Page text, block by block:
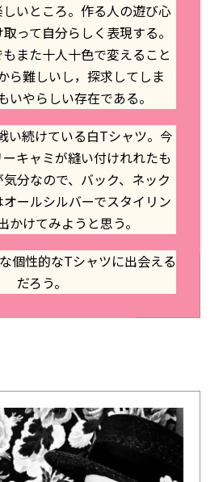
いところ。作る人の遊び心
って自分らしく表現する。
また十人十色で変えること
ら難しいし，探求してしま
いやらしい存在である。
い続けている白Tシャツ。今
キャミが縫い付けれれたも
分なので、バック、ネック
ールシルバーでスタイリン
かけてみようと思う。
個性的なTシャツに出会える
だろう。